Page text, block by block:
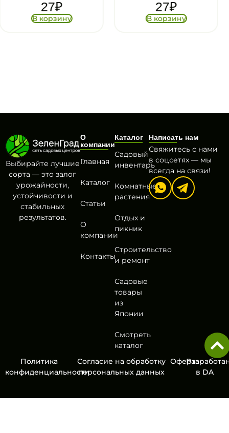
В корзину
Голландия, Вита
МИРОВЫЕ
Выбирайте лучшие
сорта — это залог
урожайности,
устойчивости и
стабильных
результатов.
О
компании
Главная
Каталог
Статьи
О
компании
Контакты
Каталог
Садовый
инвентарь
Комнатные
растения
Отдых и
пикник
Строительство
и ремонт
Садовые
товары
из
Японии
Смотреть
каталог
Написать нам
Свяжитесь с нами
в соцсетях — мы
всегда на связи!
Политика
конфиденциальности
Согласие на обработку
персональных данных
Оферта
в DA